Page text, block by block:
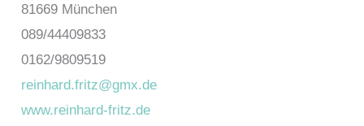
81669 München
089/44409833
0162/9809519
reinhard.fritz@gmx.de
www.reinhard-fritz.de